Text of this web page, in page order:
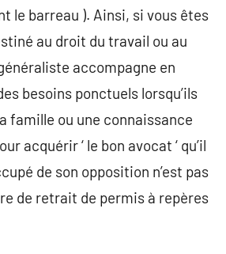
le barreau ). Ainsi, si vous êtes
au droit du travail ou au
accompagne en
besoins ponctuels lorsqu’ils
famille ou une connaissance
acquérir ‘ le bon avocat ‘ qu’il
de son opposition n’est pas
de retrait de permis à repères